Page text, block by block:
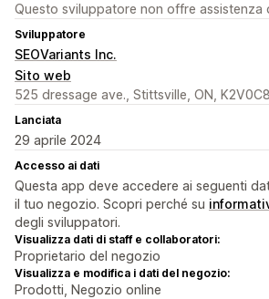
Questo sviluppatore non offre assistenza
Sviluppatore
SEOVariants Inc.
Sito web
525 dressage ave., Stittsville, ON,
Lanciata
29 aprile 2024
Accesso ai dati
Questa app deve accedere ai seguenti
il tuo negozio. Scopri perché su
degli sviluppatori.
Visualizza dati di staff e collaboratori:
Proprietario del negozio
Visualizza e modifica i dati del negozio:
Prodotti, Negozio online